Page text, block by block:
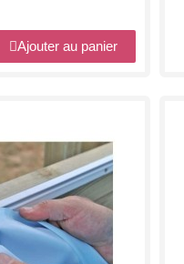
Ajouter au panier